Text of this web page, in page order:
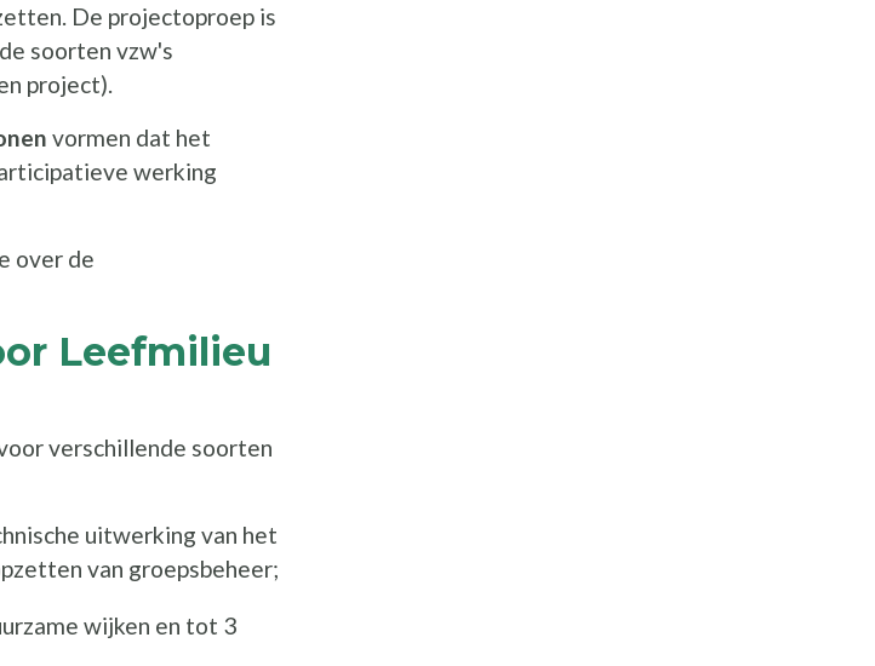
De projectoproep is
soorten vzw's
project).
vormen dat het
werking
over de
Leefmilieu
verschillende soorten
uitwerking van het
van groepsbeheer;
wijken en tot 3